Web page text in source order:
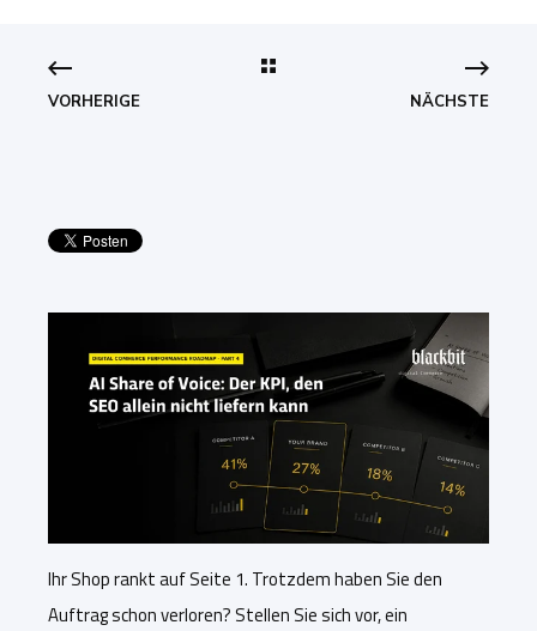
VORHERIGE NÄCHSTE
Ihr Shop rankt auf Seite 1. Trotzdem haben Sie den
Auftrag schon verloren? Stellen Sie sich vor, ein